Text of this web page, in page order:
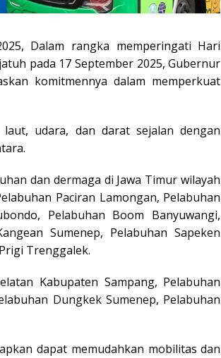
Dalam rangka memperingati Hari
pada 17 September 2025, Gubernur
komitmennya dalam memperkuat
udara, dan darat sejalan dengan
dan dermaga di Jawa Timur wilayah
Paciran Lamongan, Pelabuhan
Pelabuhan Boom Banyuwangi,
Sumenep, Pelabuhan Sapeken
Trenggalek.
Kabupaten Sampang, Pelabuhan
Dungkek Sumenep, Pelabuhan
dapat memudahkan mobilitas dan